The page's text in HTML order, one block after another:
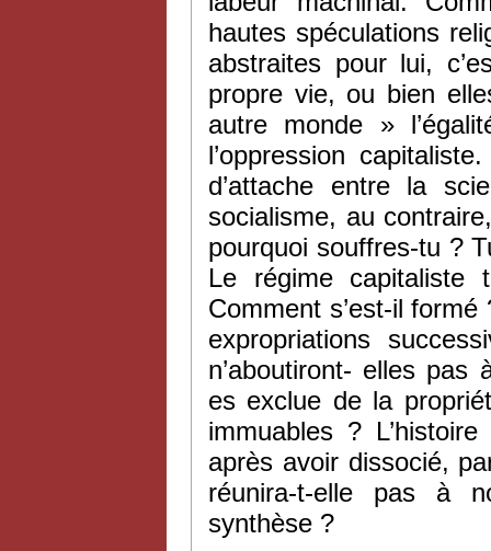
hautes spéculations
abstraites pour lui,
propre vie, ou bien
autre monde »
l’oppression
d’attache entre la
socialisme, au
pourquoi souffres-tu ?
Le régime capitaliste
Comment s’est-il
expropriations
n’aboutiront- elles pas
es exclue de la
immuables ?
après avoir dissocié,
réunira-t-elle pas à
synthèse ?